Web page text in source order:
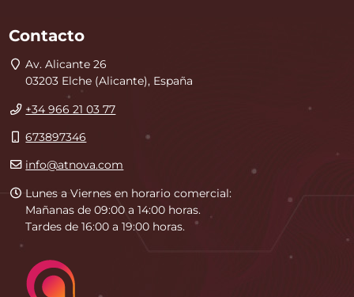
Contacto
Dirección
Av. Alicante 26
03203 Elche (Alicante), España
Teléfono
+34 966 21 03 77
Móvil
673897346
E-info@atnova.com
Horario
de
atención
Lunes a Viernes en horario comercial:
Mañanas de 09:00 a 14:00 horas.
Tardes de 16:00 a 19:00 horas.